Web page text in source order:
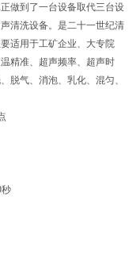
做到了一台设备取代三台设
清洗设备。是二十一世纪清
适用于工矿企业、大专院
精准、超声频率、超声时
脱气、消泡、乳化、混匀、
秒